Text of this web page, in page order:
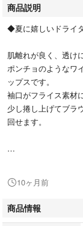
商品説明
◆夏に嬉しいドライ
肌離れが良く、透け
ポンチョのようなワ
ップスです。
袖口がフライス素材
少し捲し上げてブラ
回せます。
伸縮性：袖部分ややあ
光沢感：なし
生地の厚さ：普通
10ヶ月前
商品情報